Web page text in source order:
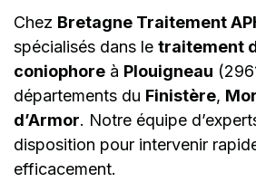
Chez Bretagne Traitement
spécialisés dans le traitement
coniophore à Plouigneau
départements du Finistère,
d’Armor. Notre équipe
disposition pour intervenir
efficacement.